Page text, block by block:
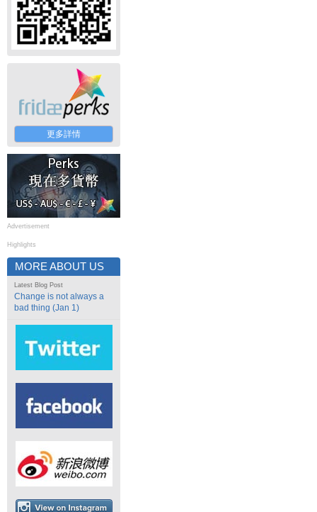
更多詳情
Advertisement
Highlights
MORE ABOUT US
Latest Blog Post
Change is not always a
bad thing (Jan 1)